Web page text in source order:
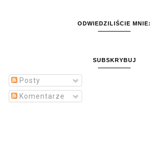
ODWIEDZILIŚCIE MNIE:
SUBSKRYBUJ
Posty
Komentarze